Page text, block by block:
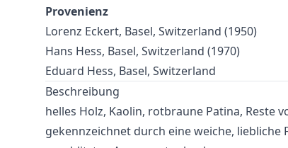
Provenienz
Lorenz Eckert, Basel, Switzerland (1950)
Hans Hess, Basel, Switzerland (1970)
Eduard Hess, Basel, Switzerland
Beschreibung
helles Holz, Kaolin, rotbraune Patina, Reste
gekennzeichnet durch eine weiche,